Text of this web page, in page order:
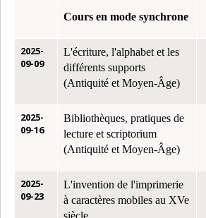
Cours en mode synchrone
2025-
09-09
L'écriture, l'alphabet et les
différents supports
(Antiquité et Moyen-Âge)
2025-
09-16
Bibliothèques, pratiques de
lecture et scriptorium
(Antiquité et Moyen-Âge)
2025-
09-23
L'invention de l'imprimerie
à caractères mobiles au XVe
siècle